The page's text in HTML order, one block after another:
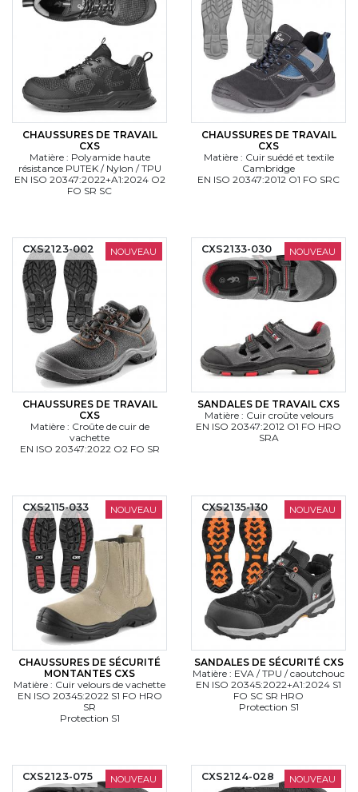
CHAUSSURES DE TRAVAIL
CXS
Matière : Polyamide haute
résistance PUTEK / Nylon / TPU
EN ISO 20347:2022+A1:2024 O2
FO SR SC
CHAUSSURES DE TRAVAIL
CXS
Matière : Cuir suédé et textile
Cambridge
EN ISO 20347:2012 O1 FO SRC
NOUVEAU
CHAUSSURES DE TRAVAIL
CXS
Matière : Croûte de cuir de
vachette
EN ISO 20347:2022 O2 FO SR
CXS2123-002 NOUVEAU
SANDALES DE TRAVAIL CXS
Matière : Cuir croûte velours
EN ISO 20347:2012 O1 FO HRO
SRA
CXS2133-030
NOUVEAU
CHAUSSURES DE SÉCURITÉ
MONTANTES CXS
Matière : Cuir velours de vachette
EN ISO 20345:2022 S1 FO HRO
SR
Protection S1
CXS2115-033 NOUVEAU
SANDALES DE SÉCURITÉ CXS
Matière : EVA / TPU / caoutchouc
EN ISO 20345:2022+A1:2024 S1
FO SC SR HRO
Protection S1
CXS2135-130
NOUVEAU
CXS2123-075 NOUVEAU
CXS2124-028